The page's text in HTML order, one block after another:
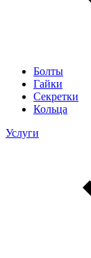
Болты
Гайки
Секретки
Кольца
Услуги